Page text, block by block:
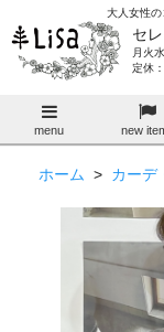
大人女性
セ
月火
定休
menu new
ホーム > カーデ